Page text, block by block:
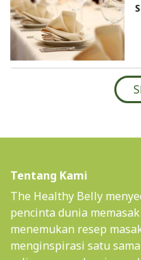
Tentang Kami
The Healthy Belly
pencinta dunia
menemukan resep
menginspirasi satu